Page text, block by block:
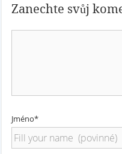
Zanechte svůj
Jméno*